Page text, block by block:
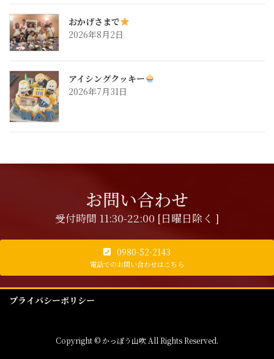
おかげさまで
2026年8月2日
アイシングクッキー
2026年7月31日
お問い合わせ
受付時間 11:30-22:00 [日曜日除く ]
0980-52-2143
電話でのお問い合わせはこちら
プライバシーポリシー
Copyright © かっぽう山吹 All Rights Reserved.